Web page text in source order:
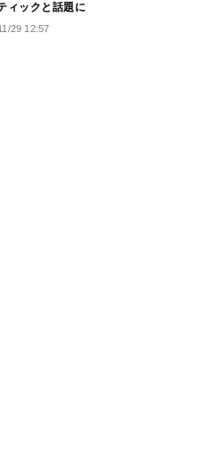
ィックと話題に
29 12:57